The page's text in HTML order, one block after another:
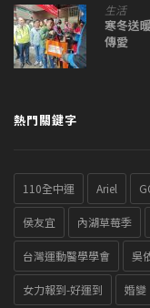
生活
寒冬送
傳愛
熱門關鍵字
110全中運 Ariel
侯友宜 內湖草莓季
台灣運動醫學學會 吳
女力報到-好運到 婚變